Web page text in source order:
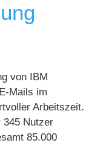
von IBM
Mails im
Arbeitszeit.
345 Nutzer
85.000